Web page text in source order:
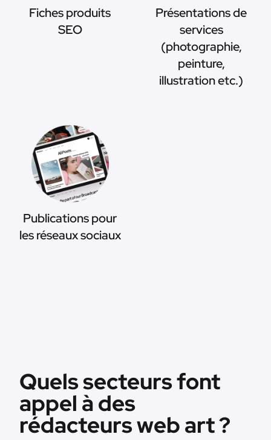
Fiches produits
SEO
Présentations de
services
(photographie,
peinture,
illustration etc.)
Publications pour
les réseaux sociaux
Quels secteurs font
appel à des
rédacteurs web art ?